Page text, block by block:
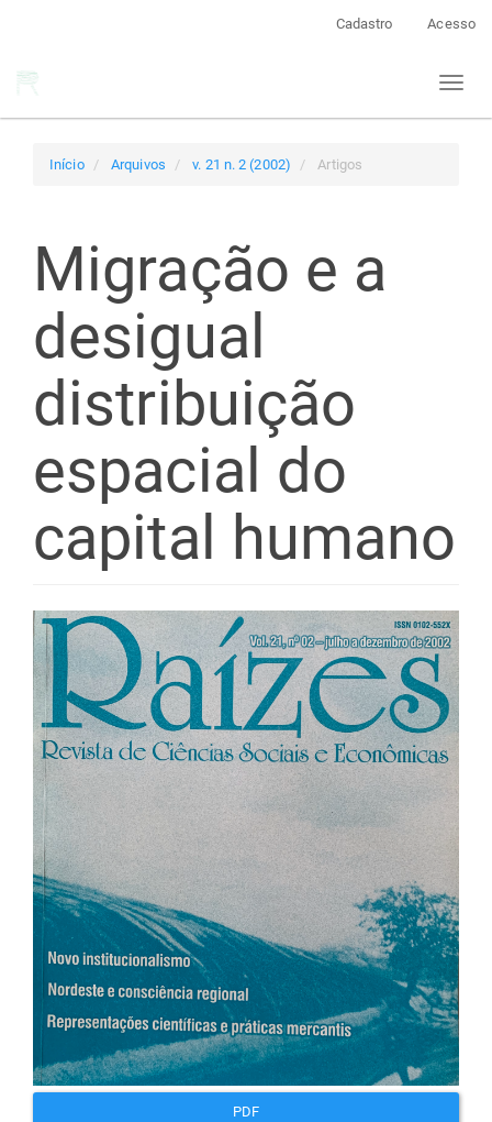
Cadastro Acesso
Toggle
Início Arquivos v. 21 n. 2 (2002) Artigos
Migração e a
desigual
distribuição
espacial do
capital humano
Barra
lateral
de
artigos
PDF